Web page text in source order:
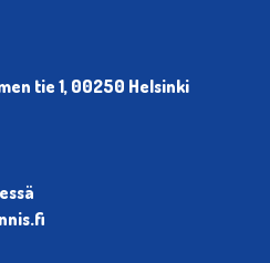
tie 1, 00250 Helsinki